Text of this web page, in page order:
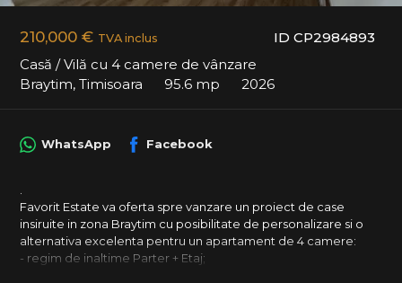
ID CP2984893
210,000 € TVA inclus
Casă / Vilă cu 4 camere de vânzare
Braytim, Timisoara
95.6 mp 2026
WhatsApp Facebook
.
Favorit Estate va oferta spre vanzare un proiect de case
insiruite in zona Braytim cu posibilitate de personalizare si o
alternativa excelenta pentru un apartament de 4 camere:
- regim de inaltime Parter + Etaj;